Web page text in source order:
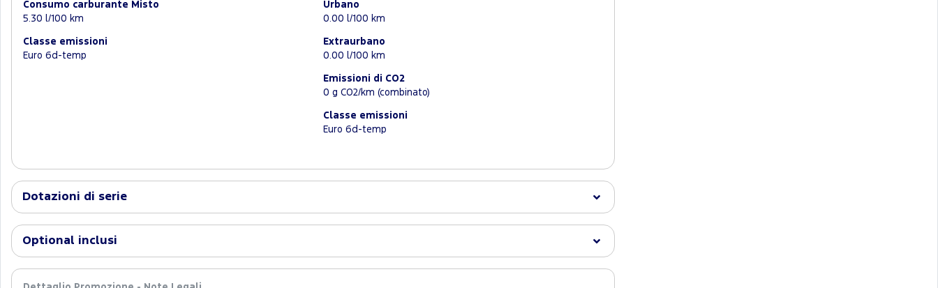
Consumo carburante Misto
5.30 l/100 km
Classe emissioni
Euro 6d-temp
Urbano
0.00 l/100 km
Extraurbano
0.00 l/100 km
Emissioni di CO2
0 g CO2/km (combinato)
Classe emissioni
Euro 6d-temp
Dotazioni di serie
Optional inclusi